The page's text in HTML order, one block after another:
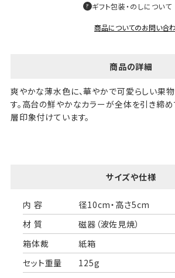
ギフト包装・のしについて
商品についてのお問い合
商品の詳細
爽やかな薄水色に、華やかで可愛らしい果
す。高台の鮮やかなカラーが全体を引き締め
層印象付けています。
サイズや仕様
内 容
径10cm・高さ5cm
材 質
磁器（波佐見焼）
箱体裁
紙箱
セット重量
125g